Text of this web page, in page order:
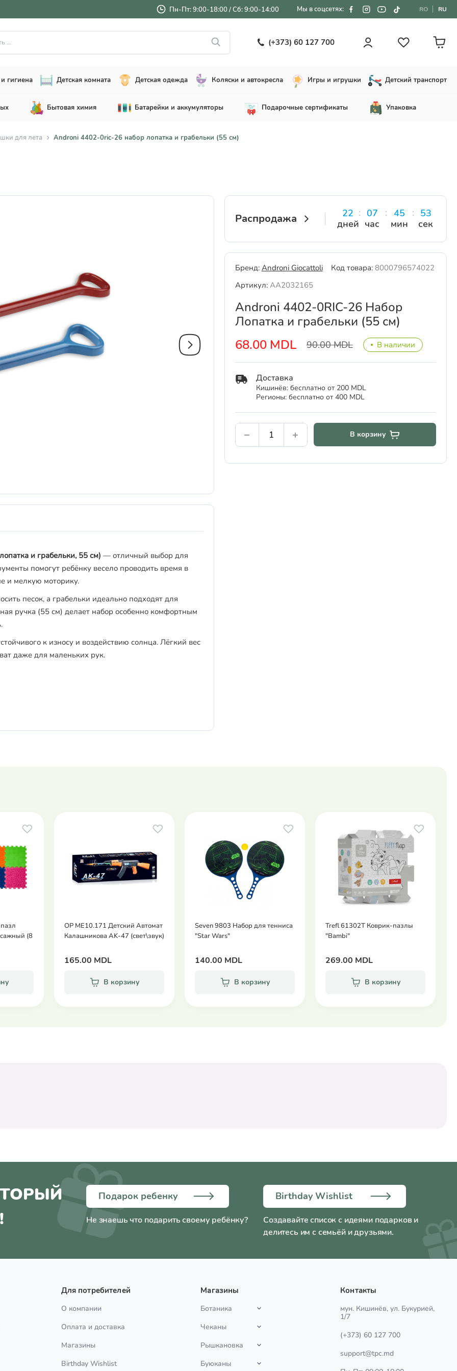
Пн-Пт: 9:00-18:00 / Сб: 9:00-14:00 Мы в соцсетях: RO RU
(+373) 60 127 700
гигиена Детская комната Детская одежда Коляски и автокресла Игры и игрушки Детский транспорт
Бытовая химия Батарейки и аккумуляторы Подарочные сертификаты Упаковка
для лета Androni 4402-0ric-26 набор лопатка и грабельки (55 см)
Распродажа
22
дней
07
час
45
мин
52
сек
Бренд: Androni Giocattoli Код товара: 8000796574022
Артикул: AA2032165
Androni 4402-0RIC-26 Набор
Лопатка и грабельки (55 см)
68.00 MDL
90.00 MDL В наличии
Доставка
Кишинёв: бесплатно от 200 MDL
Регионы: бесплатно от 400 MDL
В корзину
и грабельки, 55 см) — отличный выбор для
помогут ребёнку весело проводить время в
и мелкую моторику.
песок, а грабельки идеально подходят для
ручка (55 см) делает набор особенно комфортным
к износу и воздействию солнца. Лёгкий вес
даже для маленьких рук.
к летним играм и подарит ребёнку множество
(8
OP МЕ10.171 Детский Автомат
Калашникова AK-47 (свет\звук)
165.00 MDL
В корзину
Seven 9803 Набор для тенниса
"Star Wars"
140.00 MDL
В корзину
Trefl 61302T Коврик-пазлы
"Bambi"
269.00 MDL
В корзину
Подарок ребенку
Не знаешь что подарить своему ребёнку?
Birthday Wishlist
Создавайте список с идеями подарков и
делитесь им с семьёй и друзьями.
Для потребителей
О компании
Оплата и доставка
Магазины
Birthday Wishlist
Магазины
Ботаника
Чеканы
Рышкановка
Буюканы
Контакты
мун. Кишинёв, ул. Букурией,
1/7
(+373) 60 127 700
support@tpc.md